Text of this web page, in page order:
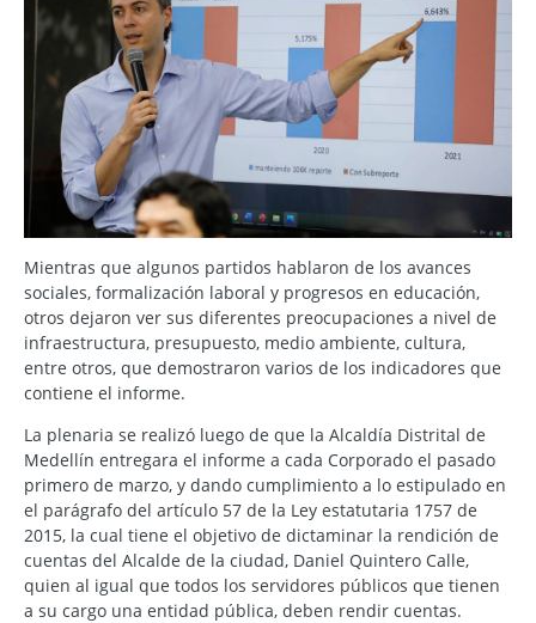
Mientras que algunos partidos hablaron de los avances
sociales, formalización laboral y progresos en educación,
otros dejaron ver sus diferentes preocupaciones a nivel de
infraestructura, presupuesto, medio ambiente, cultura,
entre otros, que demostraron varios de los indicadores que
contiene el informe.
La plenaria se realizó luego de que la Alcaldía Distrital de
Medellín entregara el informe a cada Corporado el pasado
primero de marzo, y dando cumplimiento a lo estipulado en
el parágrafo del artículo 57 de la Ley estatutaria 1757 de
2015, la cual tiene el objetivo de dictaminar la rendición de
cuentas del Alcalde de la ciudad, Daniel Quintero Calle,
quien al igual que todos los servidores públicos que tienen
a su cargo una entidad pública, deben rendir cuentas.